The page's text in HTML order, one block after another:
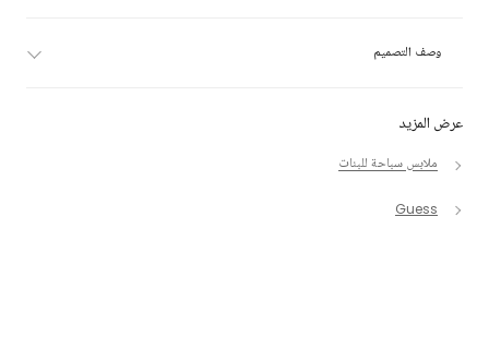
عرض المزيد
ملابس سباحة للبنات
Guess
وصف التصميم